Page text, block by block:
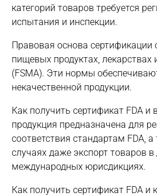
категорий товаров требуется
испытания и инспекции.
Правовая основа сертификации
пищевых продуктах, лекарствах
(FSMA). Эти нормы
некачественной продукции.
Как получить сертификат FDA и
продукция предназначена для
соответствия стандартам FDA,
случаях даже экспорт товаров
международных юрисдикциях.
Как получить сертификат FDA